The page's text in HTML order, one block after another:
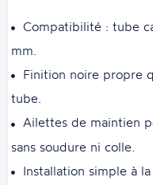
Compatibilité : tube
mm.
Finition noire propre
tube.
Ailettes de maintien
sans soudure ni colle.
Installation simple à